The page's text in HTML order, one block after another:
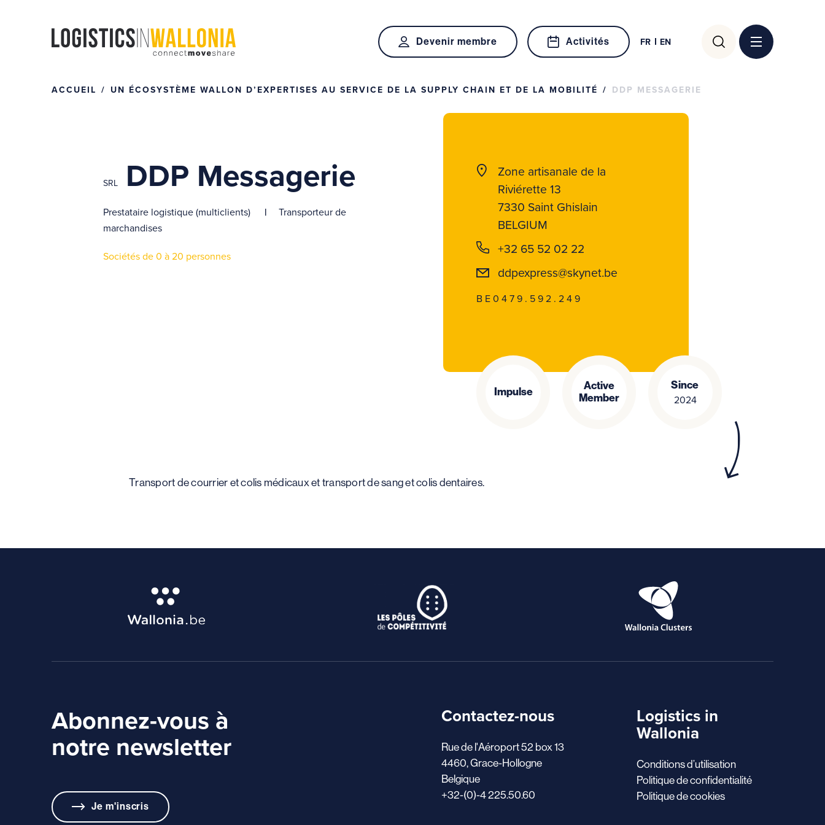
Devenir membre Activités FR EN
Rechercher :
ACCUEIL UN ÉCOSYSTÈME WALLON D’EXPERTISES AU SERVICE DE LA SUPPLY CHAIN ET DE LA MOBILITÉ DDP MESSAGERIE
SRL DDP Messagerie
Prestataire logistique (multiclients)
Transporteur de
marchandises
Sociétés de 0 à 20 personnes
Zone artisanale de la
Riviérette 13
7330 Saint Ghislain
BELGIUM
+32 65 52 02 22
ddpexpress@skynet.be
BE0479.592.249
Impulse
Active
Member
Since
2024
Transport de courrier et colis médicaux et transport de sang et colis dentaires.
Abonnez-vous à
notre newsletter
Je m'inscris
Contactez-nous
Rue de l'Aéroport 52 box 13
4460, Grace-Hollogne
Belgique
+32-(0)-4 225.50.60
Logistics in
Wallonia
Conditions d’utilisation
Politique de confidentialité
Politique de cookies